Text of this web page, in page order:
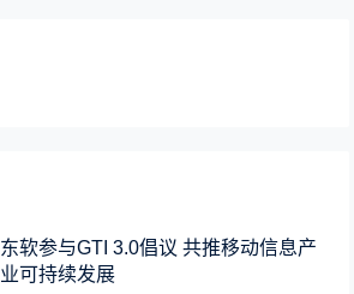
东软参与GTI 3.0倡议 共推移动信息产
业可持续发展